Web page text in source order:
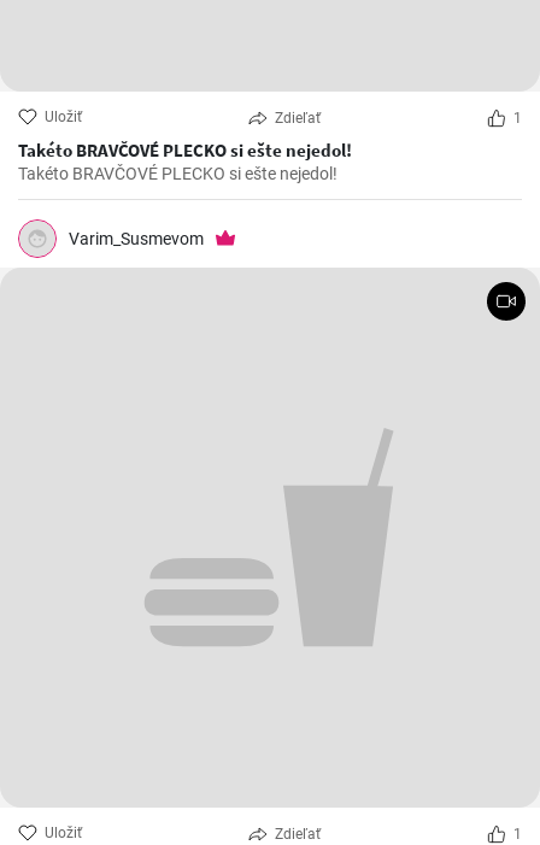
Uložiť Zdieľať 1
Takéto BRAVČOVÉ PLECKO si ešte nejedol!
Takéto BRAVČOVÉ PLECKO si ešte nejedol!
Varim_Susmevom
Uložiť Zdieľať 1